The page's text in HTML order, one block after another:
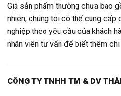
Giá sản phẩm thường chưa bao
nhiên, chúng tôi có thể cung cấp
nghiệp theo yêu cầu của khách
nhân viên tư vấn để biết thêm chi
CÔNG TY TNHH TM & DV